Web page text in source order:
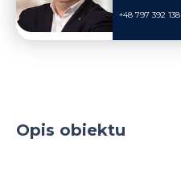
+48 797 392 138
Opis obiektu